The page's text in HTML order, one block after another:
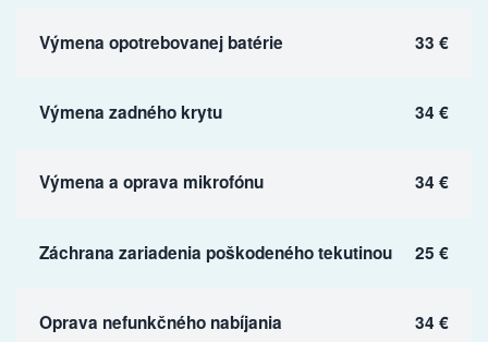
Výmena opotrebovanej batérie 33 €
Výmena zadného krytu 34 €
Výmena a oprava mikrofónu 34 €
Záchrana zariadenia poškodeného tekutinou 25 €
Oprava nefunkčného nabíjania 34 €